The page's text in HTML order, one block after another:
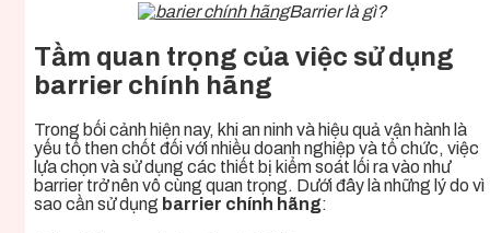
Barrier là gì?
Tầm quan trọng của việc sử dụng
barrier chính hãng
Trong bối cảnh hiện nay, khi an ninh và hiệu quả vận hành là
yếu tố then chốt đối với nhiều doanh nghiệp và tổ chức, việc
lựa chọn và sử dụng các thiết bị kiểm soát lối ra vào như
barrier trở nên vô cùng quan trọng. Dưới đây là những lý do vì
sao cần sử dụng barrier chính hãng: